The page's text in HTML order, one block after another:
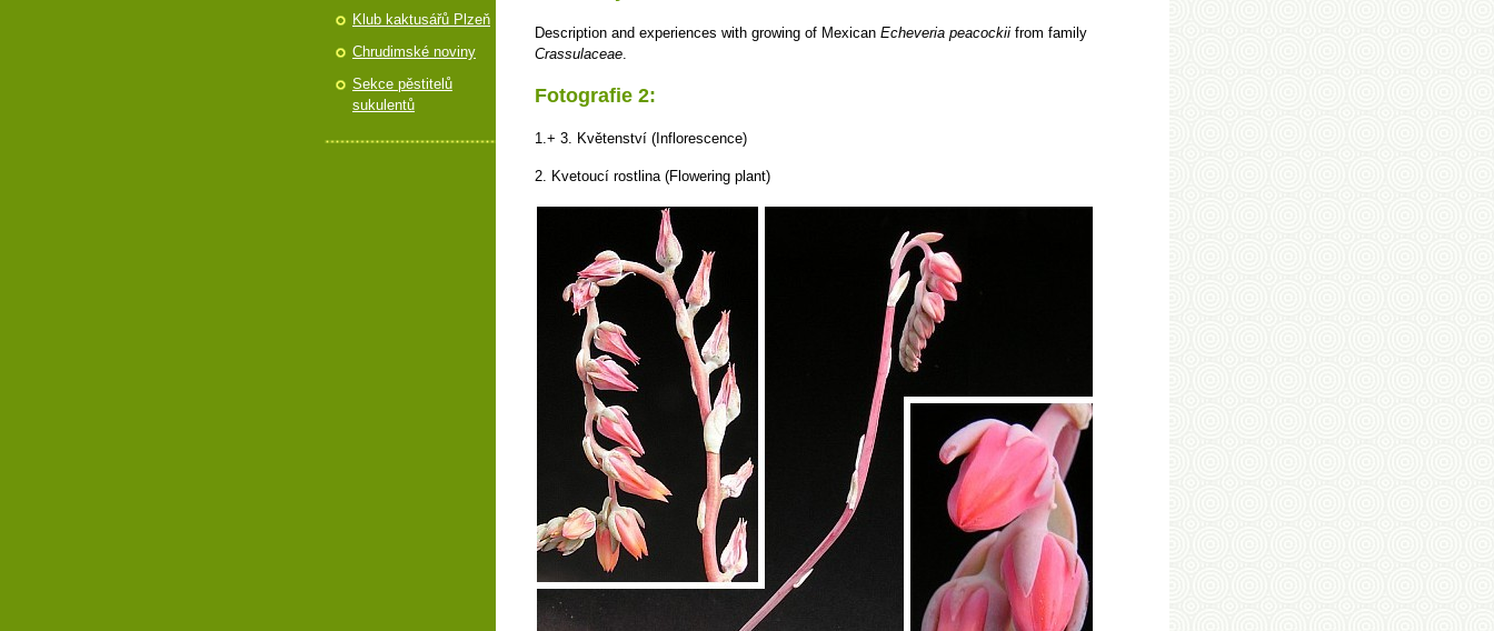
Description and experiences with growing of Mexican Echeveria peacockii from family
Crassulaceae.
Fotografie 2:
1.+ 3. Květenství (Inflorescence)
2. Kvetoucí rostlina (Flowering plant)
Klub kaktusářů Plzeň
Chrudimské noviny
Sekce pěstitelů
sukulentů